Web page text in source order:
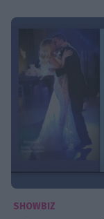
SHOWBIZ